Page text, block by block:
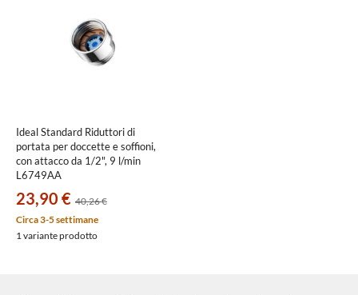
Ideal Standard Riduttori di
portata per doccette e soffioni,
con attacco da 1/2", 9 l/min
L6749AA
23,90 € 40,26 €
Circa 3-5 settimane
1 variante prodotto